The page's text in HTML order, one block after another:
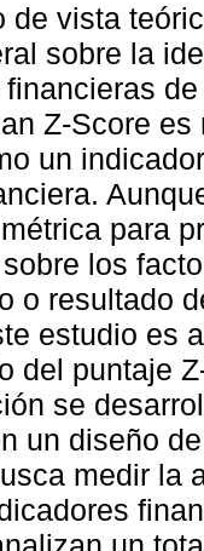
de vista
sobre la
Z-Score es
un
para
los
o resultado
estudio es
del puntaje
se
un diseño
medir la